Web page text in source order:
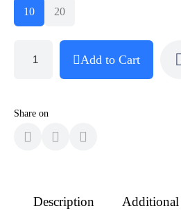
10 20
Add to Cart
Share on
Description